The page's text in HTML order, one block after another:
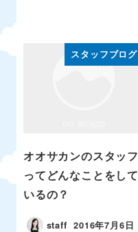
スタッフブログ
オオサカンのスタッフ
ってどんなことをして
いるの？
staff 2016年7月6日